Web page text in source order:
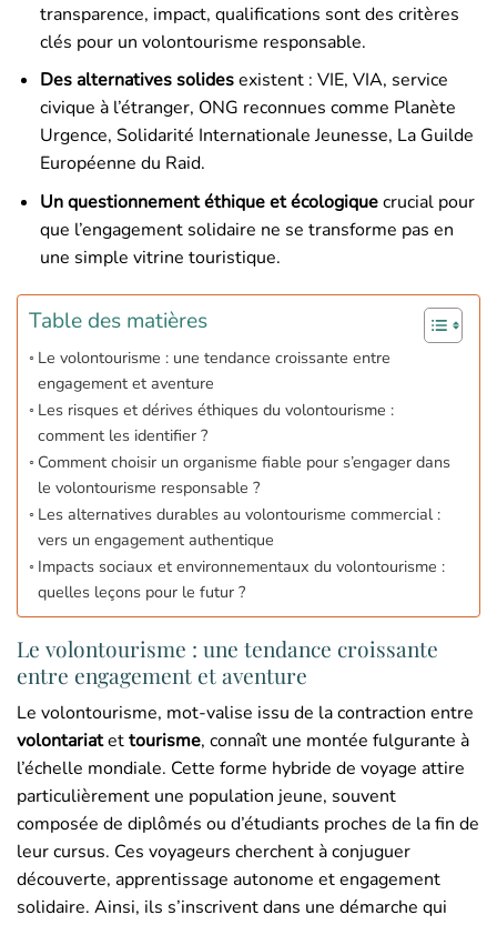
transparence, impact, qualifications sont des critères
clés pour un volontourisme responsable.
Des alternatives solidesexistent : VIE, VIA, service
civique à l’étranger, ONG reconnues comme Planète
Urgence, Solidarité Internationale Jeunesse, La Guilde
Européenne du Raid.
Un questionnement éthique et écologiquecrucial pour
que l’engagement solidaire ne se transforme pas en
une simple vitrine touristique.
Table des matières
Le volontourisme : une tendance croissante entre
engagement et aventure
Les risques et dérives éthiques du volontourisme :
comment les identifier ?
Comment choisir un organisme fiable pour s’engager dans
le volontourisme responsable ?
Les alternatives durables au volontourisme commercial :
vers un engagement authentique
Impacts sociaux et environnementaux du volontourisme :
quelles leçons pour le futur ?
Le volontourisme : une tendance croissante
entre engagement et aventure
Le volontourisme, mot-valise issu de la contraction entre
volontariatettourisme, connaît une montée fulgurante à
l’échelle mondiale. Cette forme hybride de voyage attire
particulièrement une population jeune, souvent
composée de diplômés ou d’étudiants proches de la fin de
leur cursus. Ces voyageurs cherchent à conjuguer
découverte, apprentissage autonome et engagement
solidaire. Ainsi, ils s’inscrivent dans une démarche qui